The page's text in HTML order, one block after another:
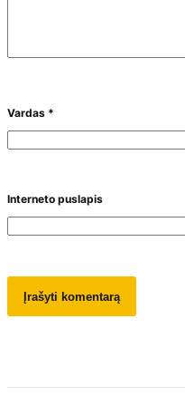
Vardas *
Interneto puslapis